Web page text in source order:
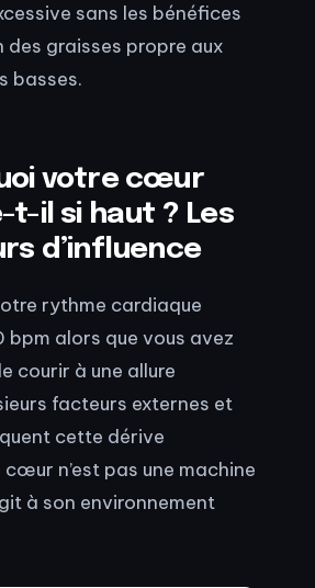
sans les bénéfices
des graisses propre aux
basses.
votre cœur
t-il si haut ? Les
d’influence
rythme cardiaque
bpm alors que vous avez
courir à une allure
facteurs externes et
cette dérive
n’est pas une machine
à son environnement